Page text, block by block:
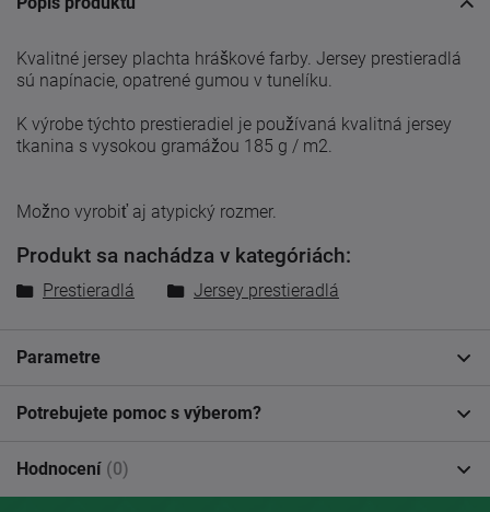
Kvalitné jersey plachta hráškové farby. Jersey prestieradlá
sú napínacie, opatrené gumou v tunelíku.
K výrobe týchto prestieradiel je používaná kvalitná jersey
tkanina s vysokou gramážou 185 g / m2.
Možno vyrobiť aj atypický rozmer.
Produkt sa nachádza v kategóriách:
Prestieradlá Jersey prestieradlá
Parametre
Potrebujete pomoc s výberom?
Hodnocení (0)